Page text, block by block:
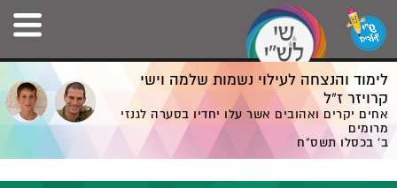
לימוד והנצחה לעילוי נשמות שלמה וישי
קרויזר ז”ל
אחים יקרים ואהובים אשר עלו יחדיו בסערה לגנזי
מרומים
ב' בכסלו תשס”ח